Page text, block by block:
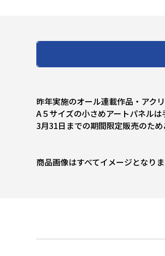
昨年実施のオール連載作品・アク
A５サイズの小さめアートパネルは
3月31日までの期間限定販売のた
商品画像はすべてイメージとなり